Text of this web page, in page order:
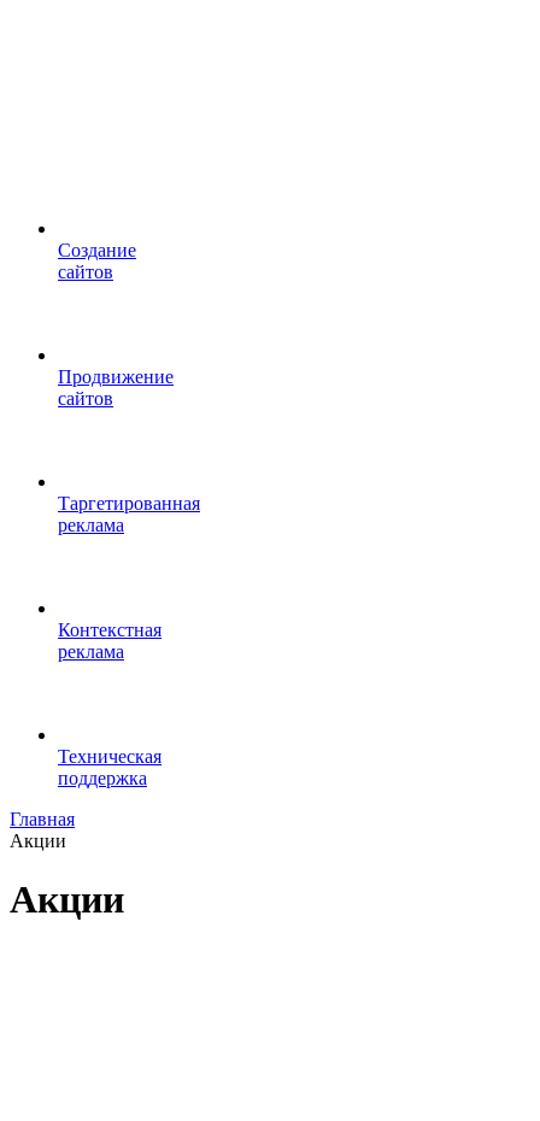
Cоздание
сайтов
Продвижение
сайтов
Таргетированная
реклама
Контекстная
реклама
Техническая
поддержка
Главная
Акции
Акции